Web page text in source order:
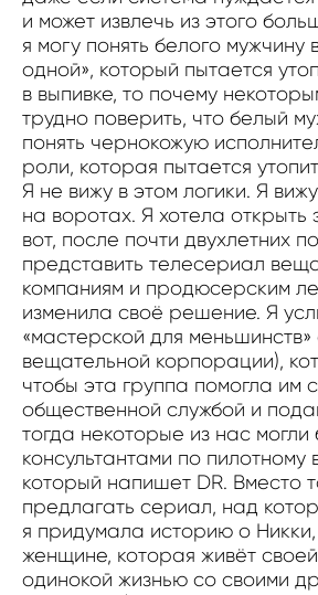
и может извлечь из этого
я могу понять белого мужчину
одной», который пытается
в выпивке, то почему
трудно поверить, что белый
понять чернокожую
роли, которая пытается
Я не вижу в этом логики. Я
на воротах. Я хотела открыть
вот, после почти двухлетних
представить телесериал
компаниям и продюсерским
изменила своё решение. Я
«мастерской для меньшинств»
вещательной корпорации),
чтобы эта группа помогла им
общественной службой и
тогда некоторые из нас могли
консультантами по пилотному
который напишет DR. Вместо
предлагать сериал, над
я придумала историю о
женщине, которая живёт
одинокой жизнью со своими